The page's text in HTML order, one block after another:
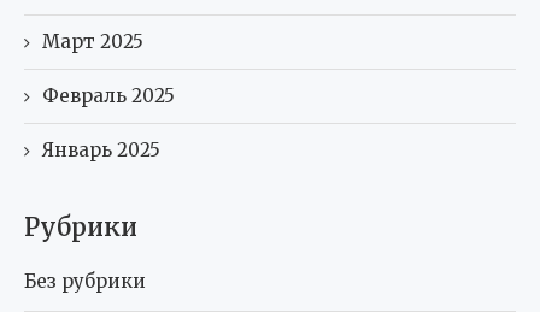
Март 2025
Февраль 2025
Январь 2025
Рубрики
Без рубрики